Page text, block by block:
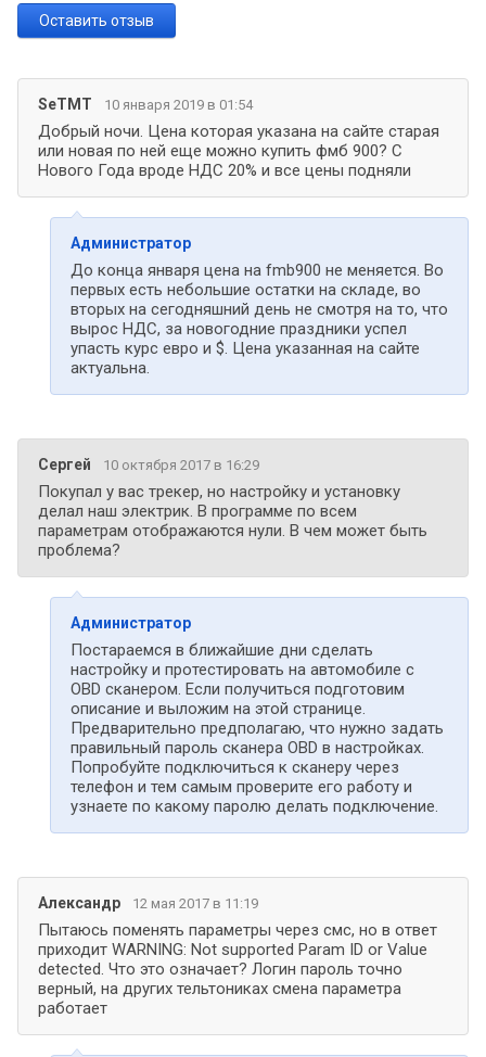
Оставить отзыв
SeTMT 10 января 2019 в 01:54
Добрый ночи. Цена которая указана на сайте старая
или новая по ней еще можно купить фмб 900? С
Нового Года вроде НДС 20% и все цены подняли
Администратор
До конца января цена на fmb900 не меняется. Во
первых есть небольшие остатки на складе, во
вторых на сегодняшний день не смотря на то, что
вырос НДС, за новогодние праздники успел
упасть курс евро и $. Цена указанная на сайте
актуальна.
Сергей 10 октября 2017 в 16:29
Покупал у вас трекер, но настройку и установку
делал наш электрик. В программе по всем
параметрам отображаются нули. В чем может быть
проблема?
Администратор
Постараемся в ближайшие дни сделать
настройку и протестировать на автомобиле с
OBD сканером. Если получиться подготовим
описание и выложим на этой странице.
Предварительно предполагаю, что нужно задать
правильный пароль сканера OBD в настройках.
Попробуйте подключиться к сканеру через
телефон и тем самым проверите его работу и
узнаете по какому паролю делать подключение.
Александр 12 мая 2017 в 11:19
Пытаюсь поменять параметры через смс, но в ответ
приходит WARNING: Not supported Param ID or Value
detected. Что это означает? Логин пароль точно
верный, на других тельтониках смена параметра
работает